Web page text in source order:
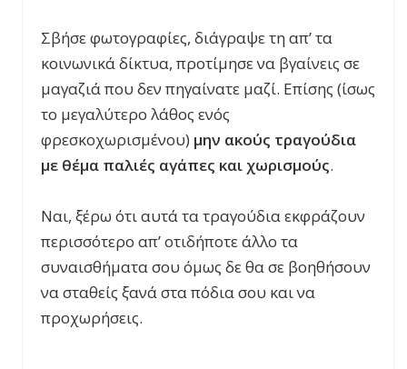
Σβήσε φωτογραφίες, διάγραψε τη απ’ τα
κοινωνικά δίκτυα, προτίμησε να βγαίνεις σε
μαγαζιά που δεν πηγαίνατε μαζί. Επίσης (ίσως
το μεγαλύτερο λάθος ενός
φρεσκοχωρισμένου) μην ακούς τραγούδια
με θέμα παλιές αγάπες και χωρισμούς.
Ναι, ξέρω ότι αυτά τα τραγούδια εκφράζουν
περισσότερο απ’ οτιδήποτε άλλο τα
συναισθήματα σου όμως δε θα σε βοηθήσουν
να σταθείς ξανά στα πόδια σου και να
προχωρήσεις.